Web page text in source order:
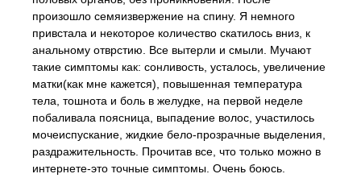
произошло семяизвержение на спину. Я немного
привстала и некоторое количество скатилось вниз, к
анальному отврстию. Все вытерли и смыли. Мучают
такие симптомы как: сонливость, усталось, увеличение
матки(как мне кажется), повышенная температура
тела, тошнота и боль в желудке, на первой неделе
побаливала поясница, выпадение волос, участилось
мочеиспускание, жидкие бело-прозрачные выделения,
раздражительность. Прочитав все, что только можно в
интернете-это точные симптомы. Очень боюсь.